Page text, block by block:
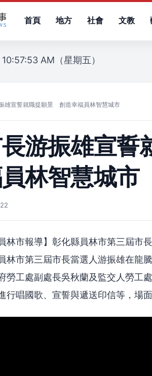
首頁 地方 社會 文教
AM（星期五）
雄宣誓就職提願景 創造幸福員林智慧城市
長游振雄宣
林智慧城市
林市報導】彰化縣員林市第三屆市
林市第三屆市長當選人游振雄在龍
勞工處副處長吳秋蘭及監交人勞工
行唱國歌、宣誓與遞送印信等，場面